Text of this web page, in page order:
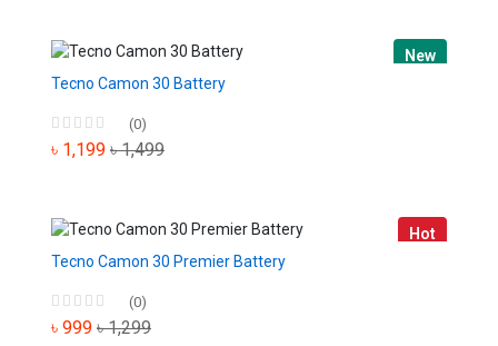
New
Tecno Camon 30 Battery
(0)
৳ 1,199 ৳ 1,499
Hot
Tecno Camon 30 Premier Battery
(0)
৳ 999 ৳ 1,299